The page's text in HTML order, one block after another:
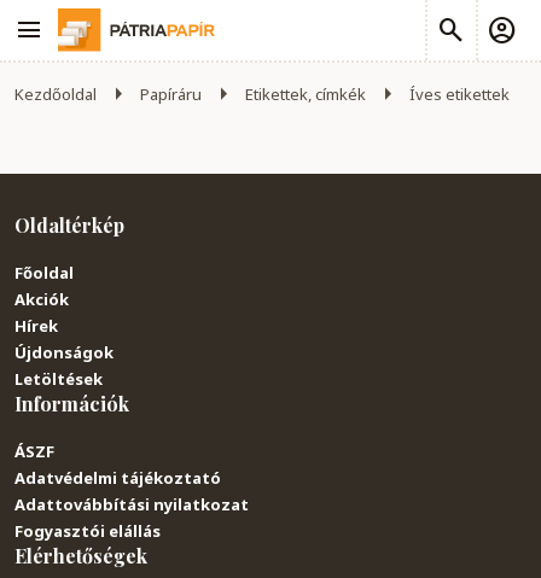
Kezdőoldal Papíráru Etikettek, címkék Íves etikettek
Oldaltérkép
Főoldal
Akciók
Hírek
Újdonságok
Letöltések
Információk
ÁSZF
Adatvédelmi tájékoztató
Adattovábbítási nyilatkozat
Fogyasztói elállás
Elérhetőségek